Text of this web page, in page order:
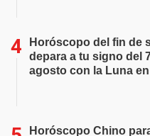
Horóscopo del fin de
depara a tu signo del
agosto con la Luna
Horóscopo Chino